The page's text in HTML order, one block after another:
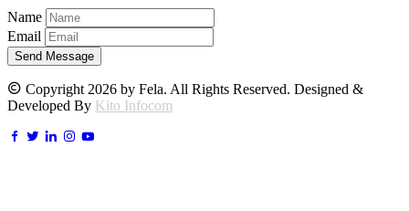
Name
Email
Send Message
Copyright 2026 by Fela. All Rights Reserved. Designed &
Developed By Kito Infocom